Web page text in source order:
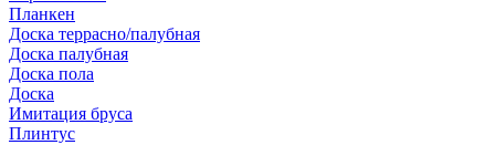
Планкен
Доска террасно/палубная
Доска палубная
Доска пола
Доска
Имитация бруса
Плинтус